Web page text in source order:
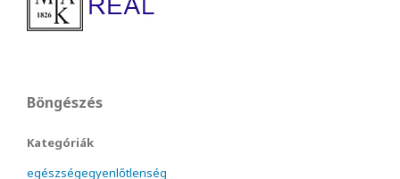
Böngészés
Kategóriák
egészségegyenlőtlenség